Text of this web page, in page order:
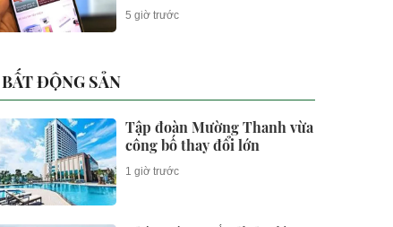
5 giờ trước
BẤT ĐỘNG SẢN
Tập đoàn Mường Thanh vừa
công bố thay đổi lớn
1 giờ trước